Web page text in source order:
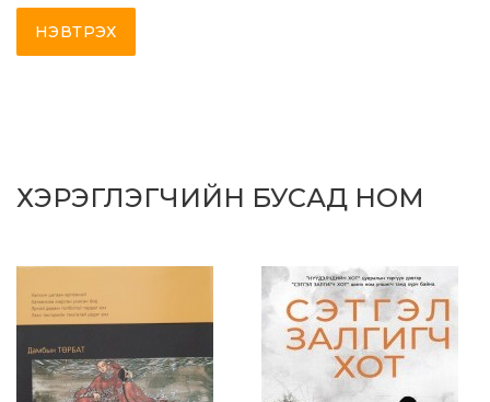
НЭВТРЭХ
ХЭРЭГЛЭГЧИЙН БУСАД НОМ